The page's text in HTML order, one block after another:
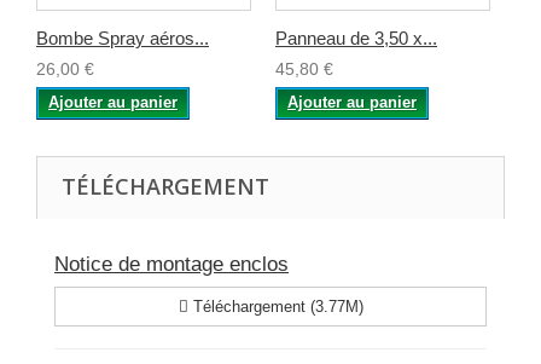
Bombe Spray aéros...
26,00 €
Ajouter au panier
Panneau de 3,50 x...
45,80 €
Ajouter au panier
TÉLÉCHARGEMENT
Notice de montage enclos
Téléchargement (3.77M)